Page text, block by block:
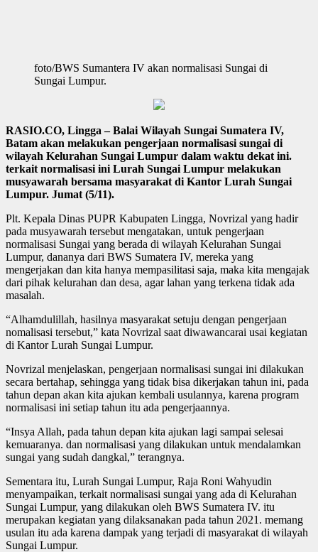
foto/BWS Sumantera IV akan normalisasi Sungai di
Sungai Lumpur.
RASIO.CO, Lingga – Balai Wilayah Sungai Sumatera IV,
Batam akan melakukan pengerjaan normalisasi sungai di
wilayah Kelurahan Sungai Lumpur dalam waktu dekat ini.
terkait normalisasi ini Lurah Sungai Lumpur melakukan
musyawarah bersama masyarakat di Kantor Lurah Sungai
Lumpur. Jumat (5/11).
Plt. Kepala Dinas PUPR Kabupaten Lingga, Novrizal yang hadir
pada musyawarah tersebut mengatakan, untuk pengerjaan
normalisasi Sungai yang berada di wilayah Kelurahan Sungai
Lumpur, dananya dari BWS Sumatera IV, mereka yang
mengerjakan dan kita hanya mempasilitasi saja, maka kita mengajak
dari pihak kelurahan dan desa, agar lahan yang terkena tidak ada
masalah.
“Alhamdulillah, hasilnya masyarakat setuju dengan pengerjaan
nomalisasi tersebut,” kata Novrizal saat diwawancarai usai kegiatan
di Kantor Lurah Sungai Lumpur.
Novrizal menjelaskan, pengerjaan normalisasi sungai ini dilakukan
secara bertahap, sehingga yang tidak bisa dikerjakan tahun ini, pada
tahun depan akan kita ajukan kembali usulannya, karena program
normalisasi ini setiap tahun itu ada pengerjaannya.
“Insya Allah, pada tahun depan kita ajukan lagi sampai selesai
kemuaranya. dan normalisasi yang dilakukan untuk mendalamkan
sungai yang sudah dangkal,” terangnya.
Sementara itu, Lurah Sungai Lumpur, Raja Roni Wahyudin
menyampaikan, terkait normalisasi sungai yang ada di Kelurahan
Sungai Lumpur, yang dilakukan oleh BWS Sumatera IV. itu
merupakan kegiatan yang dilaksanakan pada tahun 2021. memang
usulan itu ada karena dampak yang terjadi di masyarakat di wilayah
Sungai Lumpur.